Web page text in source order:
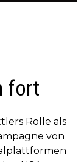
fort
Rolle als
von